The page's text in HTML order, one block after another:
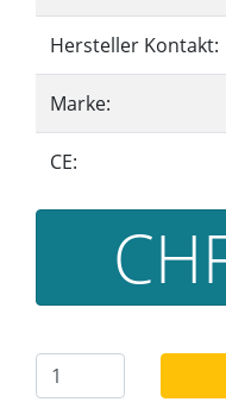
Hersteller Kontakt:
Marke:
CE: